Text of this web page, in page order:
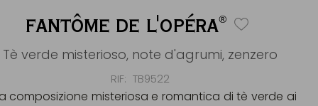
FANTÔME DE L'OPÉRA®
Tè verde misterioso, note d'agrumi, zenzero
RIF TB9522
composizione misteriosa e romantica di tè verde ai